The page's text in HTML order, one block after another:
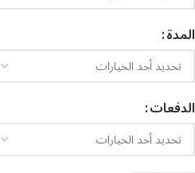
المدة
الدفعات